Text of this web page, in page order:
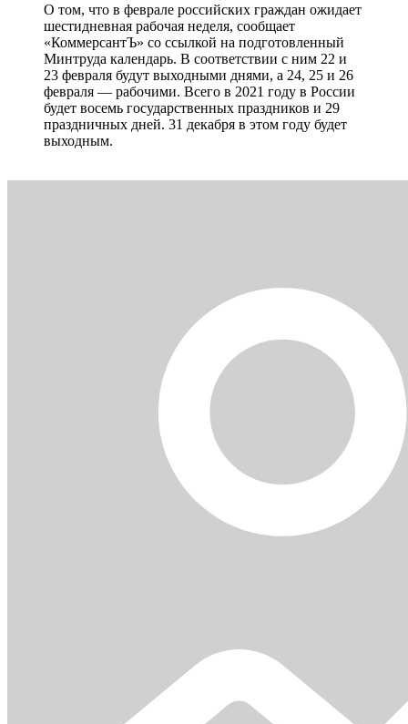
О том, что в феврале российских граждан ожидает
шестидневная рабочая неделя, сообщает
«КоммерсантЪ» со ссылкой на подготовленный
Минтруда календарь. В соответствии с ним 22 и
23 февраля будут выходными днями, а 24, 25 и 26
февраля — рабочими. Всего в 2021 году в России
будет восемь государственных праздников и 29
праздничных дней. 31 декабря в этом году будет
выходным.